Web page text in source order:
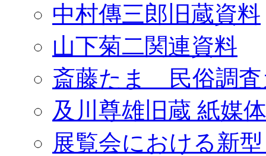
中村傳三郎旧蔵資料
山下菊二関連資料
斎藤たま 民俗調査
及川尊雄旧蔵 紙媒
展覧会における新